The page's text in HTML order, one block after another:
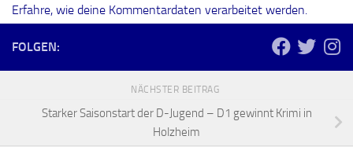
Erfahre, wie deine Kommentardaten verarbeitet werden.
FOLGEN:
NÄCHSTER BEITRAG
Starker Saisonstart der D-Jugend – D1 gewinnt Krimi in
Holzheim